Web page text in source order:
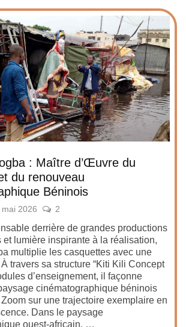
: Maître d’Œuvre du
du renouveau
Béninois
mai 2026 2
derrière de grandes productions
et lumière inspirante à la réalisation,
multiplie les casquettes avec une
travers sa structure “Kiti Kili Concept
d’enseignement, il façonne
cinématographique béninois
sur une trajectoire exemplaire en
Dans le paysage
ouest-africain, …